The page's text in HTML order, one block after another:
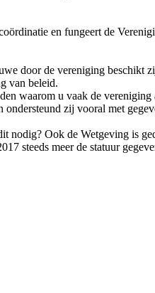
en fungeert de
door de vereniging beschikt
van beleid.
waarom u vaak de
zij vooral met
nodig? Ook de Wetgeving is
steeds meer de statuur